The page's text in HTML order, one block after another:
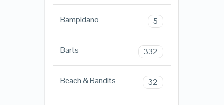
Bampidano 5
Barts 332
Beach & Bandits 32